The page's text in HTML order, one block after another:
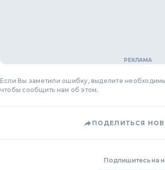
Если Вы заметили ошибку, выделите
чтобы сообщить нам об этом.
ПОДЕЛИТЬСЯ
Подпишитесь на